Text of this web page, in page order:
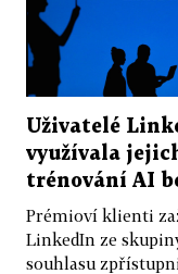
Uživatelé
využívala
trénování AI
Prémioví klienti
LinkedIn ze
souhlasu